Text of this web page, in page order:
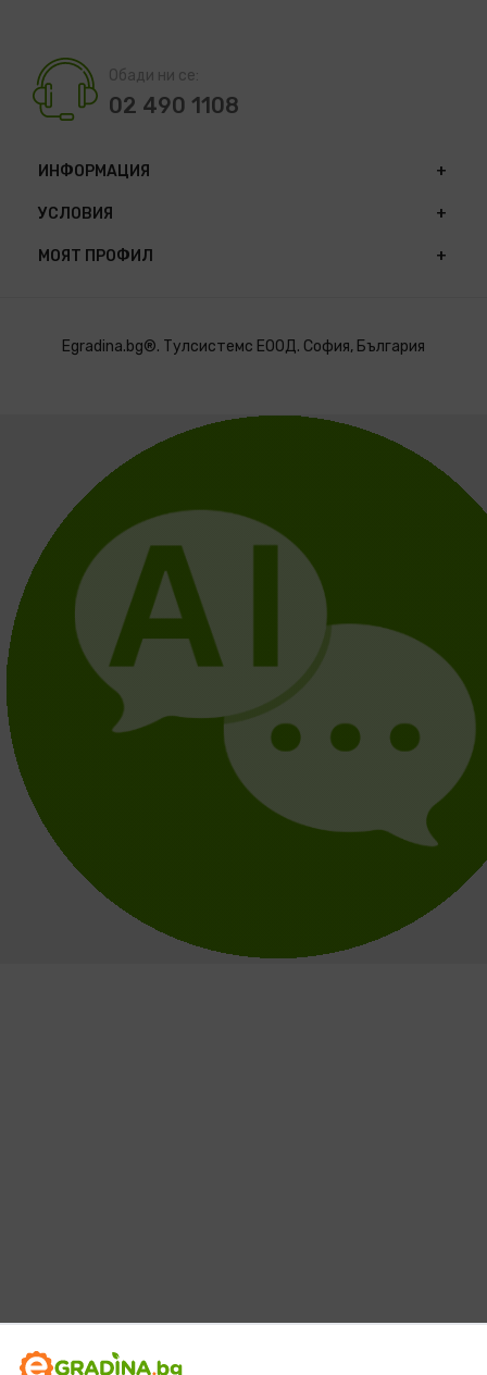
Обади ни се:
02 490 1108
ИНФОРМАЦИЯ
УСЛОВИЯ
МОЯТ ПРОФИЛ
Egradina.bg®. Тулсистемс ЕООД. София, България